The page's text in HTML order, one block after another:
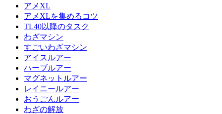
アメXL
アメXLを集めるコツ
TL40以降のタスク
わざマシン
すごいわざマシン
アイスルアー
ハーブルアー
マグネットルアー
レイニールアー
おうごんルアー
わざの解放